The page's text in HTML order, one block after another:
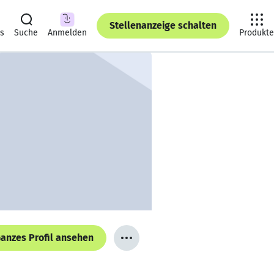
Suche Anmelden
Stellenanzeige schalten
Produkte
Profil ansehen